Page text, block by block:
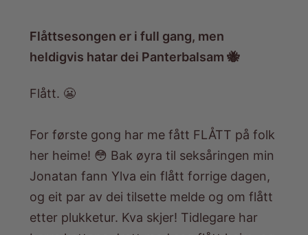
Flåttsesongen er i full gang, men
heldigvis hatar dei Panterbalsam 🐝
Flått. 😬
For første gong har me fått FLÅTT på folk
her heime! 😳 Bak øyra til seksåringen min
Jonatan fann Ylva ein flått forrige dagen,
og eit par av dei tilsette melde og om flått
etter plukketur. Kva skjer! Tidlegare har